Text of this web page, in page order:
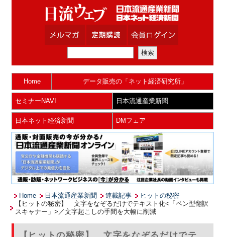
Home データ販売の「ネット経済研究所」
セミナーNAVI 日本流通産業新聞
日本ネット経済新聞 DMフェア
Home 日本流通産業新聞 連載記事
ヒットの秘密
【ヒットの秘密】 文字をなぞるだけでテキスト化<「ペン型翻訳
スキャナー」>／文字起こしの手間を大幅に削減